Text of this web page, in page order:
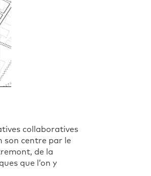
collaboratives
son centre par le
de la
que l’on y